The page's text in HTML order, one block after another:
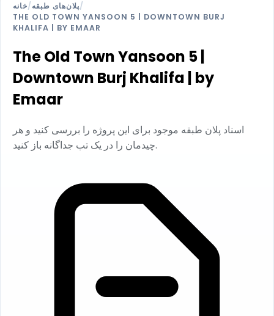
خانه/پلان‌های طبقه/
THE OLD TOWN YANSOON 5 | DOWNTOWN BURJ
KHALIFA | BY EMAAR
The Old Town Yansoon 5 |
Downtown Burj Khalifa | by
Emaar
اسناد پلان طبقه موجود برای این پروژه را بررسی کنید و هر
چیدمان را در یک تب جداگانه باز کنید.